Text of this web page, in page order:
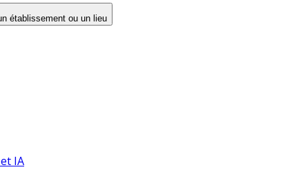
établissement ou un lieu
IA